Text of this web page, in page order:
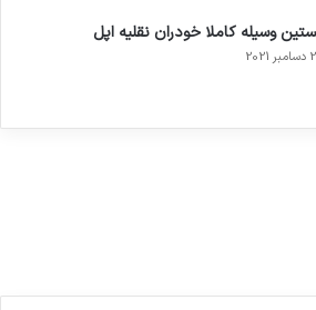
وسیله کاملا خودران نقلیه اپل